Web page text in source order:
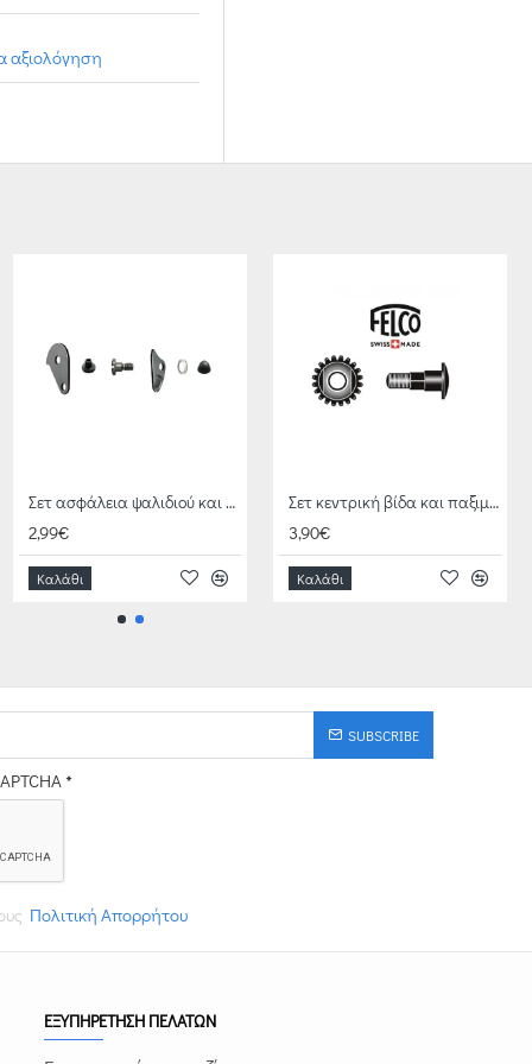
αξιολόγηση
Σετ ασφάλεια ψαλιδιού και αντικραδασμικά 30/92 FELCO
2,99€
Καλάθι
Σετ κεντρική βίδα και παξιμάδι 4/90 FELCO
3,90€
Καλάθι
SUBSCRIBE
Πολιτική Απορρήτου
ΕΞΥΠΗΡΕΤΗΣΗ ΠΕΛΑΤΩΝ